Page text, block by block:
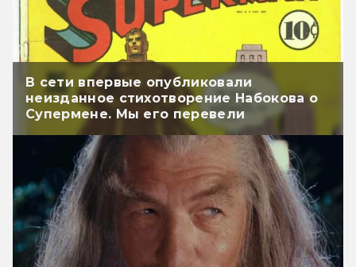
В сети впервые опубликовали
неизданное стихотворение Набокова о
Супермене. Мы его перевели